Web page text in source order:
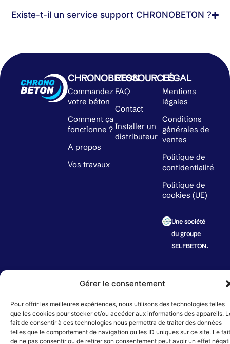
Gérer le consentement
Pour offrir les meilleures expériences, nous utilisons des technologies telles
que les cookies pour stocker et/ou accéder aux informations des appareils.
fait de consentir à ces technologies nous permettra de traiter des données
telles que le comportement de navigation ou les ID uniques sur ce site. Le fait
de ne pas consentir ou de retirer son consentement peut avoir un effet
Existe-t-il un service support CHRONOBETON ?
CHRONOBETON
Commandez
votre béton
Comment ça
fonctionne ?
A propos
Vos travaux
RESSOURCES
FAQ
Contact
Installer un
distributeur
LÉGAL
Mentions
légales
Conditions
générales de
ventes
Politique de
confidentialité
Politique de
cookies (UE)
Une société
du groupe
SELFBETON.
© 2024 SELFBETON | SASU au capital de 10 000 € | SIRET : 892 570 243 00022 |
Création de sites internet :Déclic Communication